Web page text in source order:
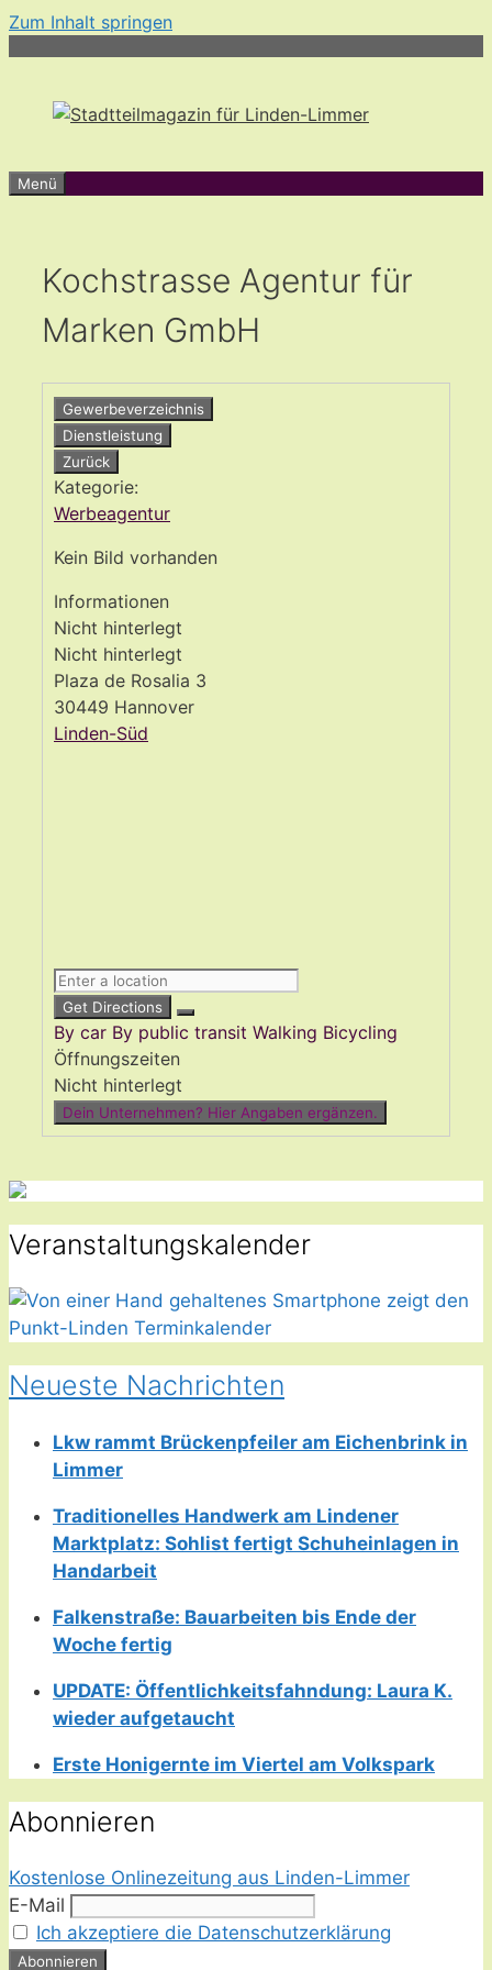
Zum Inhalt springen
Menü
Kochstrasse Agentur für
Marken GmbH
Gewerbeverzeichnis
Dienstleistung
Zurück
Kategorie:
Werbeagentur
Kein Bild vorhanden
Informationen
Nicht hinterlegt
Nicht hinterlegt
Plaza de Rosalia 3
30449 Hannover
Linden-Süd
Get Directions
By car By public transit Walking Bicycling
Öffnungszeiten
Nicht hinterlegt
Dein Unternehmen? Hier Angaben ergänzen.
Veranstaltungskalender
Neueste Nachrichten
Lkw rammt Brückenpfeiler am Eichenbrink in
Limmer
Traditionelles Handwerk am Lindener
Marktplatz: Sohlist fertigt Schuheinlagen in
Handarbeit
Falkenstraße: Bauarbeiten bis Ende der
Woche fertig
UPDATE: Öffentlichkeitsfahndung: Laura K.
wieder aufgetaucht
Erste Honigernte im Viertel am Volkspark
Abonnieren
Kostenlose Onlinezeitung aus Linden-Limmer
E-Mail
Ich akzeptiere die Datenschutzerklärung